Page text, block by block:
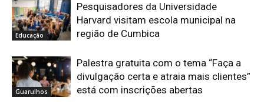
Educação
Pesquisadores da Universidade
Harvard visitam escola municipal na
região de Cumbica
Guarulhos
Palestra gratuita com o tema “Faça a
divulgação certa e atraia mais clientes”
está com inscrições abertas